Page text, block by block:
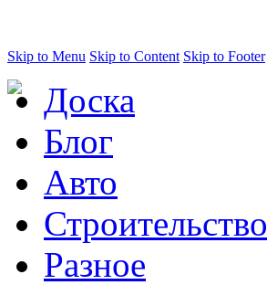
Skip to Menu Skip to Content Skip to Footer
Доска
Блог
Авто
Строительство
Разное